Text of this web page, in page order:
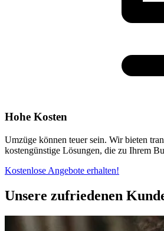
Hohe Kosten
Umzüge können teuer sein. Wir bieten
kostengünstige Lösungen, die zu Ihrem
Kostenlose Angebote erhalten!
Unsere zufriedenen